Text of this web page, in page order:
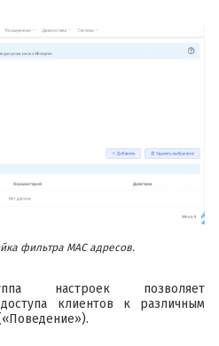
фильтра MAC адресов.
настроек позволяет
клиентов к различным